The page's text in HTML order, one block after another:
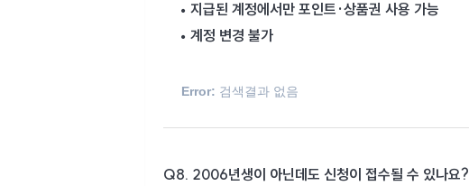
지급된 계정에서만 포인트·상품권 사용 가능
계정 변경 불가
Error: 검색결과 없음
Q8. 2006년생이 아닌데도 신청이 접수될 수 있나요?